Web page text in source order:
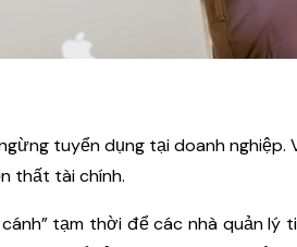
tuyển dụng tại doanh nghiệp.
thất tài chính.
tạm thời để các nhà quản lý